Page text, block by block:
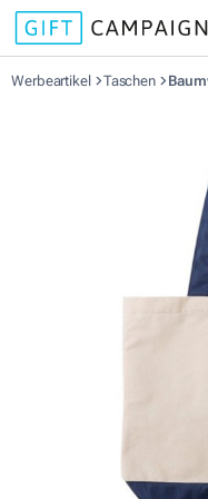
Werbeartikel Taschen